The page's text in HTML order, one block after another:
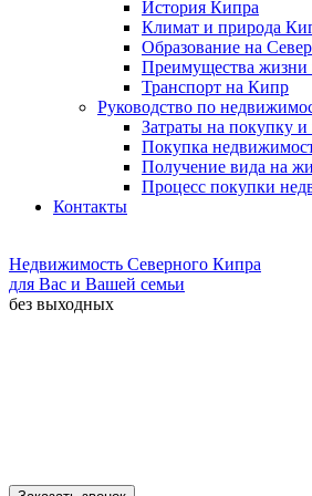
История Кипра
Климат и природа
Образование на
Преимущества
Транспорт на Кипр
Руководство по
Затраты на покупку и
Покупка
Получение вида на
Процесс покупки
Контакты
Недвижимость Северного Кипра
для Вас и Вашей семьи
без выходных